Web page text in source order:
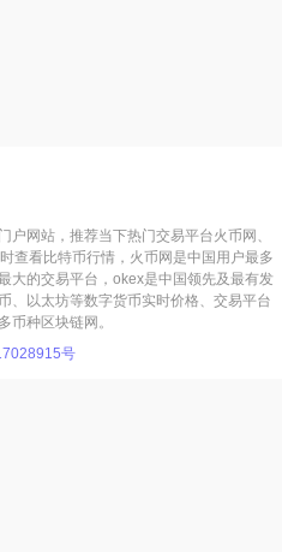
网站，推荐当下热门交易平台火币网、
查看比特币行情，火币网是中国用户最多
大的交易平台，okex是中国领先及最有发
、以太坊等数字货币实时价格、交易平台
币种区块链网。
号